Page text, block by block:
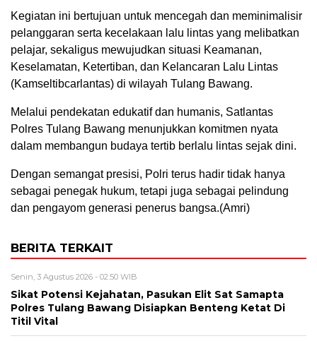
Kegiatan ini bertujuan untuk mencegah dan meminimalisir
pelanggaran serta kecelakaan lalu lintas yang melibatkan
pelajar, sekaligus mewujudkan situasi Keamanan,
Keselamatan, Ketertiban, dan Kelancaran Lalu Lintas
(Kamseltibcarlantas) di wilayah Tulang Bawang.
Melalui pendekatan edukatif dan humanis, Satlantas
Polres Tulang Bawang menunjukkan komitmen nyata
dalam membangun budaya tertib berlalu lintas sejak dini.
Dengan semangat presisi, Polri terus hadir tidak hanya
sebagai penegak hukum, tetapi juga sebagai pelindung
dan pengayom generasi penerus bangsa.(Amri)
BERITA TERKAIT
Senin, 3 Agustus 2026 - 02:50 WIB
Sikat Potensi Kejahatan, Pasukan Elit Sat Samapta
Polres Tulang Bawang Disiapkan Benteng Ketat Di
Titil Vital